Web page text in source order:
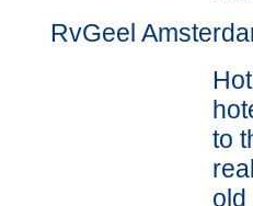
RvGeel
to
old